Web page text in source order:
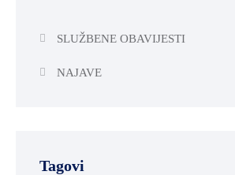
SLUŽBENE OBAVIJESTI
NAJAVE
Tagovi